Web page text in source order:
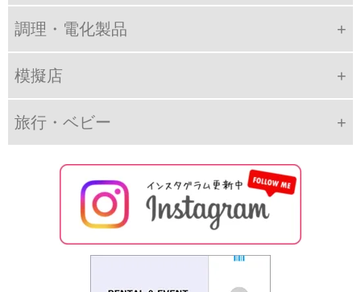
調理・電化製品
模擬店
旅行・ベビー